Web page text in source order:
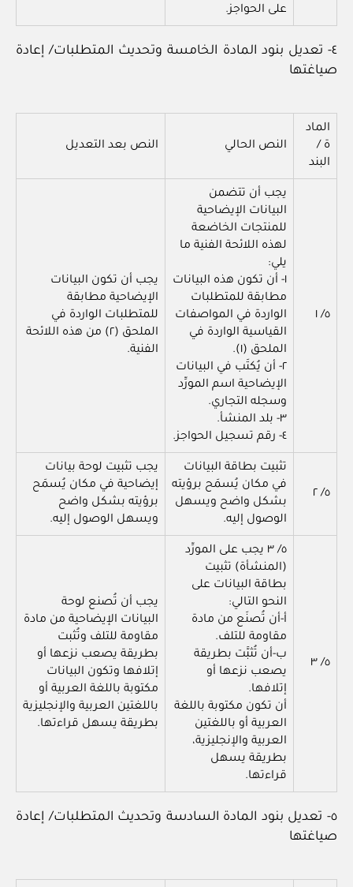
على الحواجز.
٤- تعديل بنود المادة الخامسة وتحديث المتطلبات/ إعادة
صياغتها
الماد
ة /
البند
النص الحالي النص بعد التعديل
٥/ ١
يجب أن تتضمن
البيانات الإيضاحية
للمنتجات الخاضعة
لهذه اللائحة الفنية ما
يلي:
١- أن تكون هذه البيانات
مطابقة للمتطلبات
الواردة في المواصفات
القياسية الواردة في
الملحق (١).
٢- أن يُكتَب في البيانات
الإيضاحية اسم المورِّد
وسجله التجاري.
٣- بلد المنشأ.
٤- رقم تسجيل الحواجز.
يجب أن تكون البيانات
الإيضاحية مطابقة
للمتطلبات الواردة في
الملحق (٢) من هذه اللائحة
الفنية.
٥/ ٢
تثبيت بطاقة البيانات
في مكان يُسمَح برؤيته
بشكل واضح ويسهل
الوصول إليه.
يجب تثبيت لوحة بيانات
إيضاحية في مكان يُسمَح
برؤيته بشكل واضح
ويسهل الوصول إليه.
٥/ ٣
٥/ ٣ يجب على المورِّد
(المنشأة) تثبيت
بطاقة البيانات على
النحو التالي:
أ-أن تُصنَع من مادة
مقاومة للتلف.
ب-أن تُثبَّت بطريقة
يصعب نزعها أو
إتلافها.
أن تكون مكتوبة باللغة
العربية أو باللغتين
العربية والإنجليزية،
بطريقة يسهل
قراءتها.
يجب أن تُصنع لوحة
البيانات الإيضاحية من مادة
مقاومة للتلف وتُثبت
بطريقة يصعب نزعها أو
إتلافها وتكون البيانات
مكتوبة باللغة العربية أو
باللغتين العربية والإنجليزية
بطريقة يسهل قراءتها.
٥- تعديل بنود المادة السادسة وتحديث المتطلبات/ إعادة
صياغتها